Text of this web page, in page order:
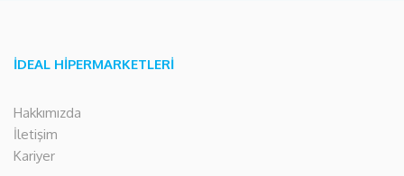
İDEAL HİPERMARKETLERİ
Hakkımızda
İletişim
Kariyer